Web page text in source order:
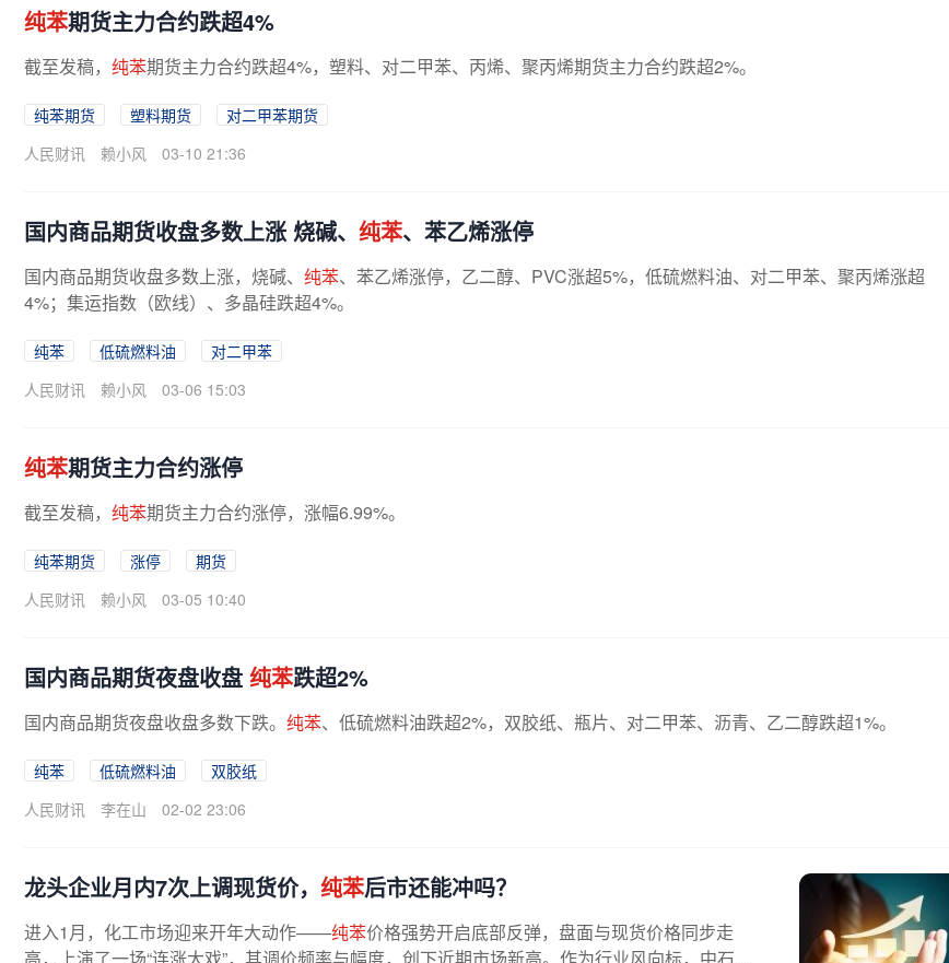
纯苯期货主力合约跌超4%
截至发稿， 纯苯期货主力合约跌超4%，塑料、对二甲苯、丙烯、聚丙烯期货主力合约跌超2%。
纯苯期货 塑料期货
对二甲苯期货
人民财讯
赖小风 03-10 21:36
国内商品期货收盘多数上涨 烧碱、 纯苯、苯乙烯涨停
国内商品期货收盘多数上涨，烧碱、 纯苯、苯乙烯涨停，乙二醇、PVC涨超5%，低硫燃料油、对二甲苯、聚丙烯涨超
4%；集运指数（欧线）、多晶硅跌超4%。
纯苯 低硫燃料油
对二甲苯
人民财讯
赖小风 03-06 15:03
纯苯期货主力合约涨停
截至发稿， 纯苯期货主力合约涨停，涨幅6.99%。
纯苯期货 涨停
期货
人民财讯
赖小风 03-05 10:40
国内商品期货夜盘收盘 纯苯跌超2%
国内商品期货夜盘收盘多数下跌。 纯苯、低硫燃料油跌超2%，双胶纸、瓶片、对二甲苯、沥青、乙二醇跌超1%。
纯苯 低硫燃料油
双胶纸
人民财讯
李在山 02-02 23:06
龙头企业月内7次上调现货价， 纯苯后市还能冲吗？
进入1月，化工市场迎来开年大动作——纯苯价格强势开启底部反弹，盘面与现货价格同步走